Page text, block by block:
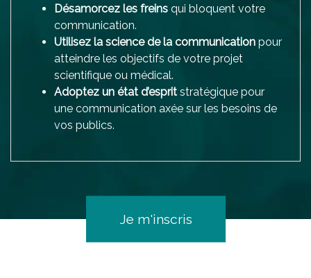
Désamorcez les freins qui bloquent votre
communication.
Utilisez la science de la communication pour
atteindre les objectifs de votre projet
scientifique ou médical.
Adoptez un état d’esprit stratégique pour
une communication axée sur les besoins de
vos publics.
Je m'inscris